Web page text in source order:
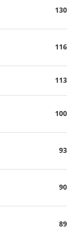
130
116
113
100
93
90
89